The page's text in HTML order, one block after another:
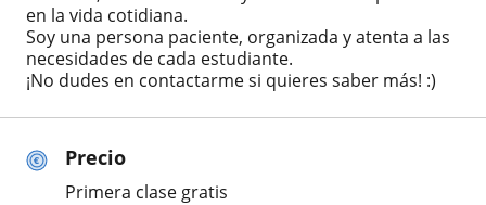
Precio
Primera clase gratis
en la vida cotidiana.
Soy una persona paciente, organizada y atenta a las
necesidades de cada estudiante.
¡No dudes en contactarme si quieres saber más! :)